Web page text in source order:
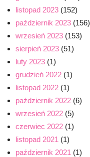
listopad 2023 (152)
październik 2023 (156)
wrzesień 2023 (153)
sierpień 2023 (51)
luty 2023 (1)
grudzień 2022 (1)
listopad 2022 (1)
październik 2022 (6)
wrzesień 2022 (5)
czerwiec 2022 (1)
listopad 2021 (1)
październik 2021 (1)